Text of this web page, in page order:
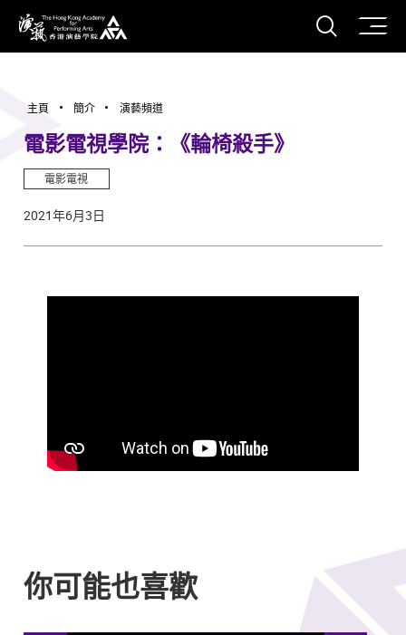
香港演藝學院
打開
主頁 簡介 演藝頻道
電影電視學院：《輪椅殺手》
電影電視
2021年6月3日
你可能也喜歡